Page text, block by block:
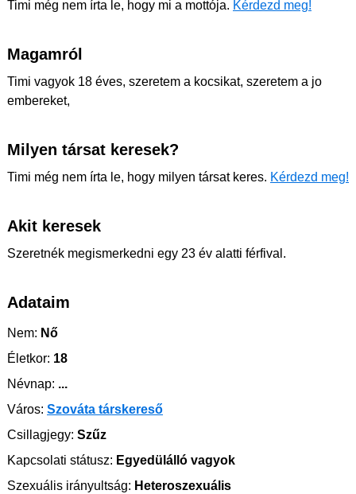
Timi még nem írta le, hogy mi a mottója. Kérdezd meg!
Magamról
Timi vagyok 18 éves, szeretem a kocsikat, szeretem a jo
embereket,
Milyen társat keresek?
Timi még nem írta le, hogy milyen társat keres. Kérdezd meg!
Akit keresek
Szeretnék megismerkedni egy 23 év alatti férfival.
Adataim
Nem: Nő
Életkor: 18
Névnap: ...
Város: Szováta társkereső
Csillagjegy: Szűz
Kapcsolati státusz: Egyedülálló vagyok
Szexuális irányultság: Heteroszexuális